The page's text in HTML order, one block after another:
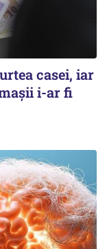
casei, iar
i-ar fi